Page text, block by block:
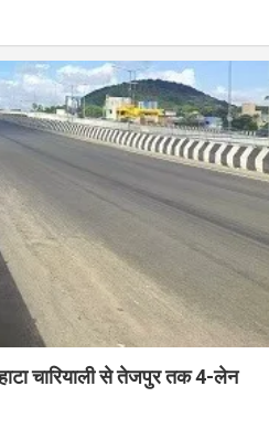
चारियाली से तेजपुर तक 4-लेन